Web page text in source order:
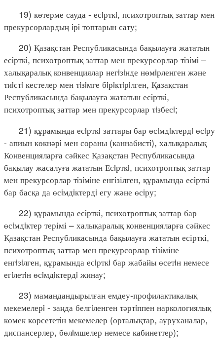
19) көтерме сауда - есiрткi, психотроптық заттар мен
прекурсорлардың iрi топтарын сату;
20) Қазақстан Республикасында бақылауға жататын
есiрткi, психотроптық заттар мен прекурсорлар тiзiмi –
халықаралық конвенциялар негiзiнде нөмiрленген және
тиiстi кестелер мен тiзiмге бiрiктiрiлген, Қазақстан
Республикасында бақылауға жататын есiрткi,
психотроптық заттар мен прекурсорлар тiзбесi;
21) құрамында есiрткi заттары бар өсiмдiктердi өсiру
- апиын көкнәрi мен сораны (каннабистi), халықаралық
Конвенцияларға сәйкес Қазақстан Республикасында
бақылау жасалуға жататын Есiрткi, психотроптық заттар
мен прекурсорлар тiзiмiне енгiзілген, құрамында есiрткi
бар басқа да өсiмдiктердi егу және өсiру;
22) құрамында есiрткi, психотроптық заттар бар
өсiмдiктер терімі – халықаралық конвенцияларға сәйкес
Қазақстан Республикасында бақылауға жататын есірткі,
психотроптық заттар мен прекурсорлар тiзiміне
енгiзiлген, құрамында есiрткi бар жабайы өсетiн немесе
егiлетiн өсiмдiктердi жинау;
23) мамандандырылған емдеу-профилактикалық
мекемелерi - заңда белгiленген тәртiппен наркологиялық
көмек көрсететiн мекемелер (орталықтар, ауруханалар,
диспансерлер, бөлiмшелер немесе кабинеттер);